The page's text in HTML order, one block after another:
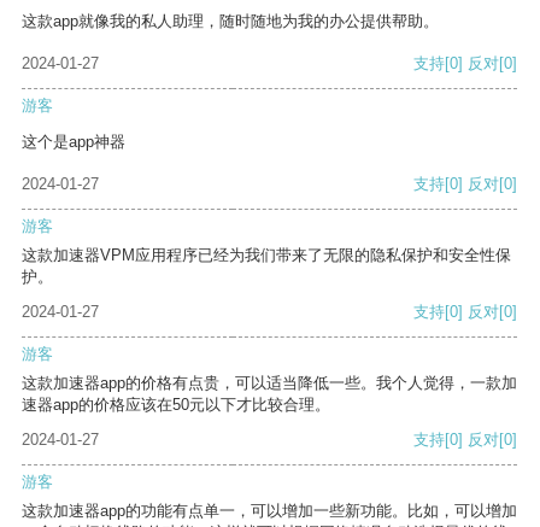
这款app就像我的私人助理，随时随地为我的办公提供帮助。
2024-01-27 支持[0] 反对[0]
游客
这个是app神器
2024-01-27 支持[0] 反对[0]
游客
这款加速器VPM应用程序已经为我们带来了无限的隐私保护和安全性保
护。
2024-01-27
支持[0] 反对[0]
游客
这款加速器app的价格有点贵，可以适当降低一些。我个人觉得，一款加
速器app的价格应该在50元以下才比较合理。
2024-01-27
支持[0] 反对[0]
游客
这款加速器app的功能有点单一，可以增加一些新功能。比如，可以增加